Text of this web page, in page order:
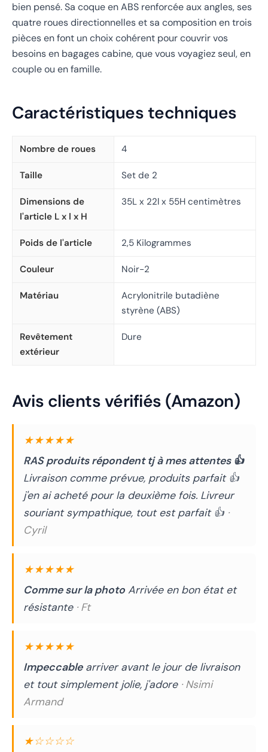
bien pensé. Sa coque en ABS renforcée aux angles, ses
quatre roues directionnelles et sa composition en trois
pièces en font un choix cohérent pour couvrir vos
besoins en bagages cabine, que vous voyagiez seul, en
couple ou en famille.
Caractéristiques techniques
Nombre de roues 4
Taille Set de 2
Dimensions de
l'article L x l x H
35L x 22l x 55H centimètres
Poids de l'article 2,5 Kilogrammes
Couleur Noir-2
Matériau
Acrylonitrile butadiène
styrène (ABS)
Revêtement
extérieur
Dure
Avis clients vérifiés (Amazon)
★★★★★
RAS produits répondent tj à mes attentes 👍
Livraison comme prévue, produits parfait 👍
j'en ai acheté pour la deuxième fois. Livreur
souriant sympathique, tout est parfait 👍 ·
Cyril
★★★★★
Comme sur la photo Arrivée en bon état et
résistante · Ft
★★★★★
Impeccablearriver avant le jour de livraison
et tout simplement jolie, j'adore · Nsimi
Armand
★☆☆☆☆